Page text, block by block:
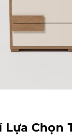
Lựa Chọn